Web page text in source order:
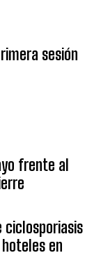
sesión
frente al
ciclosporiasis
en